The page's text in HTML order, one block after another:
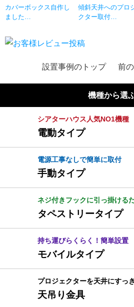
カバーボックス自作し
ました…
傾斜天井へのプロ
クター取付…
設置事例のトップ 前
機種から選
シアターハウス人気NO1機種
電動タイプ
電源工事なしで簡単に取付
手動タイプ
ネジ付きフックに引っ掛ける
タペストリータイプ
持ち運びらくらく！簡単設置
モバイルタイプ
プロジェクターを天井にすっ
天吊り金具